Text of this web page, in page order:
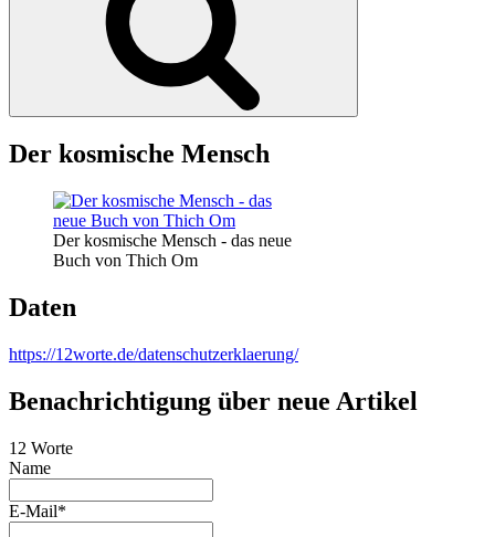
Der kosmische Mensch
Der kosmische Mensch - das neue
Buch von Thich Om
Daten
https://12worte.de/datenschutzerklaerung/
Benachrichtigung über neue Artikel
12 Worte
Name
E-Mail*